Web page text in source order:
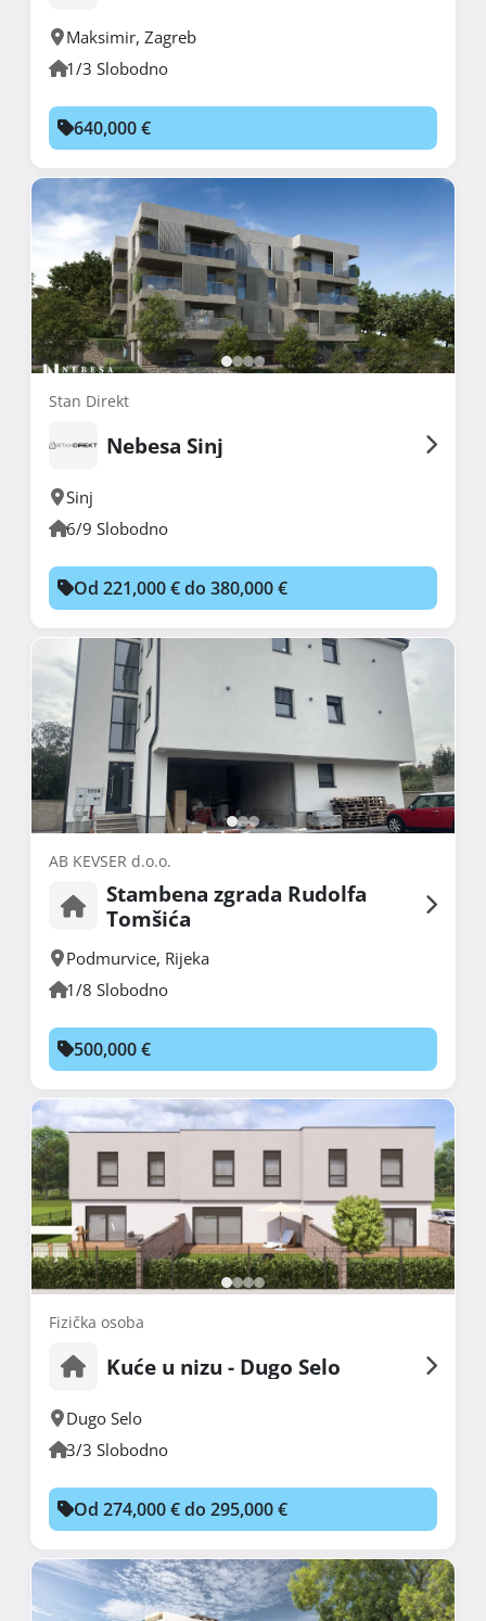
Maksimir, Zagreb
1/3 Slobodno
640,000 €
Stan Direkt
Nebesa Sinj
Sinj
6/9 Slobodno
Od 221,000 € do 380,000 €
AB KEVSER d.o.o.
Stambena zgrada Rudolfa
Tomšića
Podmurvice, Rijeka
1/8 Slobodno
500,000 €
Fizička osoba
Kuće u nizu - Dugo Selo
Dugo Selo
3/3 Slobodno
Od 274,000 € do 295,000 €